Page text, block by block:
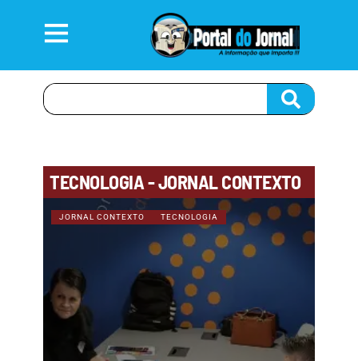
TECNOLOGIA - JORNAL CONTEXTO
JORNAL CONTEXTO TECNOLOGIA